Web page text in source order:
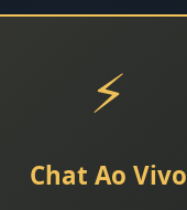
⚡
Chat Ao Vivo